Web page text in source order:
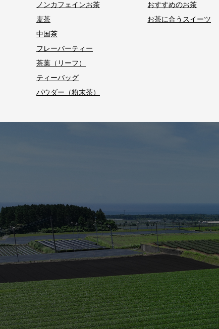
ノンカフェインお茶
麦茶
中国茶
フレーバーティー
茶葉（リーフ）
ティーバッグ
パウダー（粉末茶）
おすすめのお茶
お茶に合うスイーツ